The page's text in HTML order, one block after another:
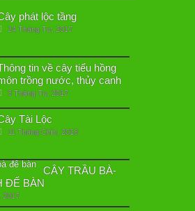
phát lộc tầng
24 Tháng Tư, 2017
tin về cây tiểu hồng
trồng nước, thủy canh
3 Tháng Tư, 2017
Tài Lộc
11 Tháng Chín, 2018
CÂY TRẦU BÀ-
ĐỂ BÀN
2017